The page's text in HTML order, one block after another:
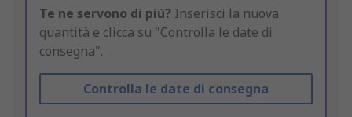
Te ne servono di più? Inserisci la nuova
quantità e clicca su "Controlla le date di
consegna".
Controlla le date di consegna